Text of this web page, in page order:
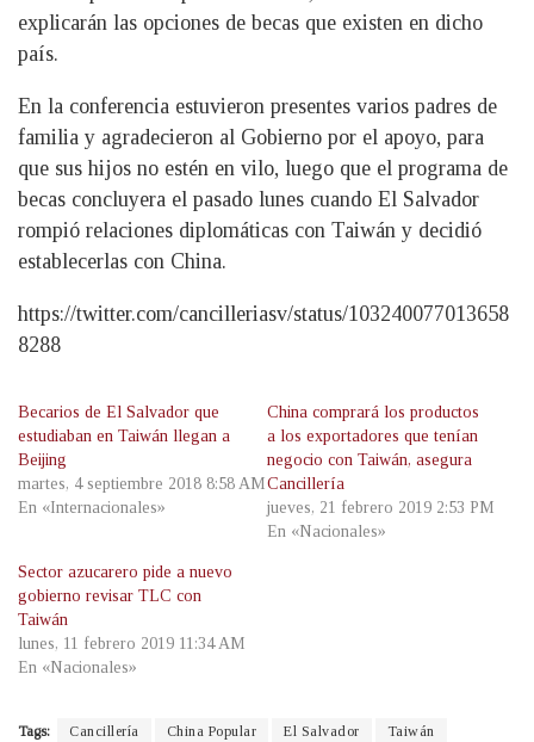
explicarán las opciones de becas que existen en dicho
país.
En la conferencia estuvieron presentes varios padres de
familia y agradecieron al Gobierno por el apoyo, para
que sus hijos no estén en vilo, luego que el programa de
becas concluyera el pasado lunes cuando El Salvador
rompió relaciones diplomáticas con Taiwán y decidió
establecerlas con China.
https://twitter.com/cancilleriasv/status/103240077013658
8288
Becarios de El Salvador que
estudiaban en Taiwán llegan a
Beijing
martes, 4 septiembre 2018 8:58 AM
En «Internacionales»
China comprará los productos
a los exportadores que tenían
negocio con Taiwán, asegura
Cancillería
jueves, 21 febrero 2019 2:53 PM
En «Nacionales»
Sector azucarero pide a nuevo
gobierno revisar TLC con
Taiwán
lunes, 11 febrero 2019 11:34 AM
En «Nacionales»
Tags: Cancillería China Popular El Salvador Taiwán